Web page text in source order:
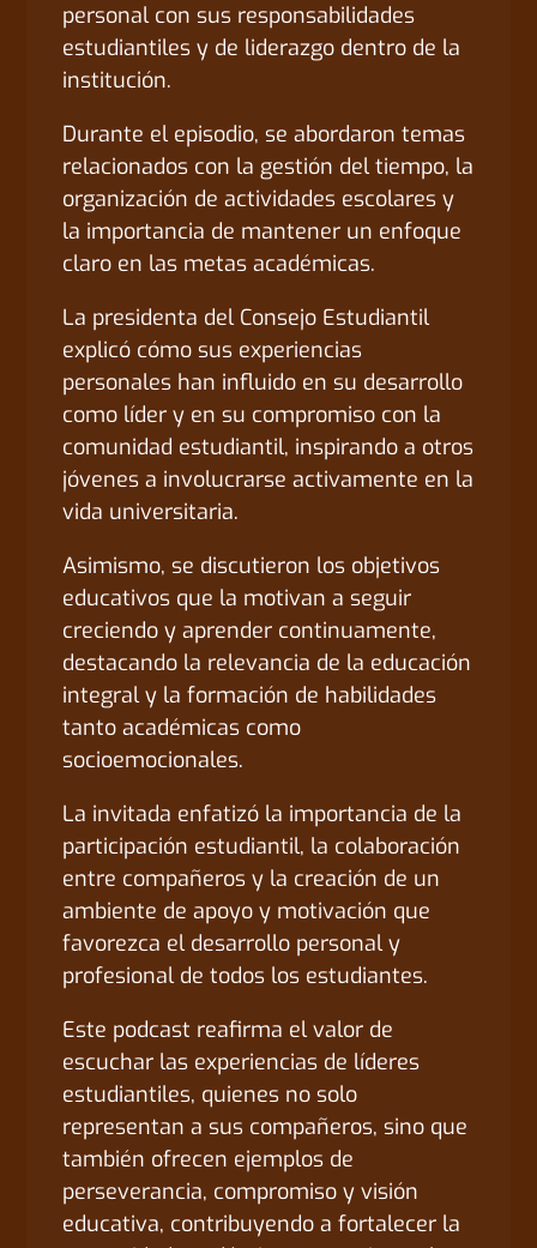
personal con sus responsabilidades
estudiantiles y de liderazgo dentro de la
institución.
Durante el episodio, se abordaron temas
relacionados con la gestión del tiempo, la
organización de actividades escolares y
la importancia de mantener un enfoque
claro en las metas académicas.
La presidenta del Consejo Estudiantil
explicó cómo sus experiencias
personales han influido en su desarrollo
como líder y en su compromiso con la
comunidad estudiantil, inspirando a otros
jóvenes a involucrarse activamente en la
vida universitaria.
Asimismo, se discutieron los objetivos
educativos que la motivan a seguir
creciendo y aprender continuamente,
destacando la relevancia de la educación
integral y la formación de habilidades
tanto académicas como
socioemocionales.
La invitada enfatizó la importancia de la
participación estudiantil, la colaboración
entre compañeros y la creación de un
ambiente de apoyo y motivación que
favorezca el desarrollo personal y
profesional de todos los estudiantes.
Este podcast reafirma el valor de
escuchar las experiencias de líderes
estudiantiles, quienes no solo
representan a sus compañeros, sino que
también ofrecen ejemplos de
perseverancia, compromiso y visión
educativa, contribuyendo a fortalecer la